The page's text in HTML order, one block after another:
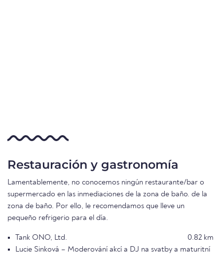
Restauración y gastronomía
Lamentablemente, no conocemos ningún restaurante/bar o
supermercado en las inmediaciones de la zona de baño. de la
zona de baño. Por ello, le recomendamos que lleve un
pequeño refrigerio para el día.
Tank ONO, Ltd.
0.82 km
Lucie Sinková – Moderování akcí a DJ na svatby a maturitní